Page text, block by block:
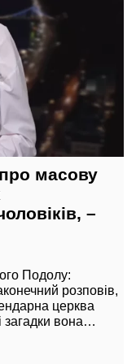
масову
–
Подолу:
розповів,
церква
загадки вона